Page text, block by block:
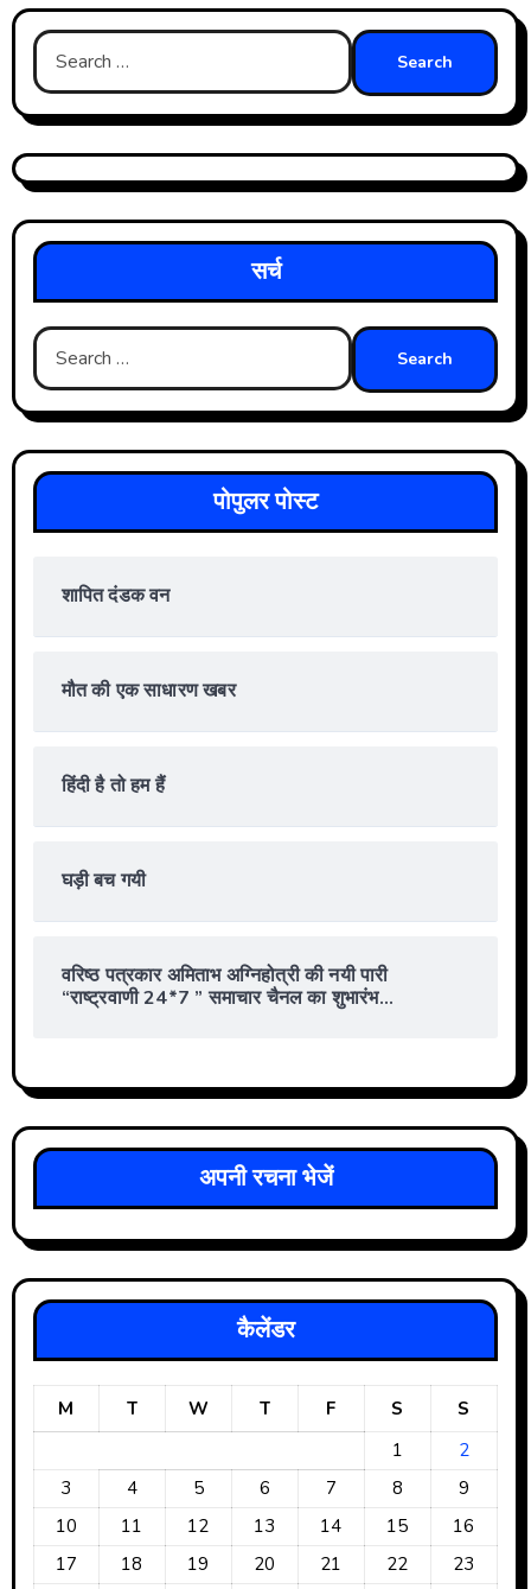
Search
for:
सर्च
Search
for:
पोपुलर पोस्ट
शापित दंडक वन
मौत की एक साधारण खबर
हिंदी है तो हम हैं
घड़ी बच गयी
वरिष्ठ पत्रकार अमिताभ अग्निहोत्री की नयी पारी
“राष्ट्रवाणी 24*7 ” समाचार चैनल का शुभारंभ…
अपनी रचना भेजें
कैलेंडर
M T W T F S
S
1
2
3
4 5 6 7 8
9
10
11 12 13 14 15
16
17
18 19 20 21 22
23